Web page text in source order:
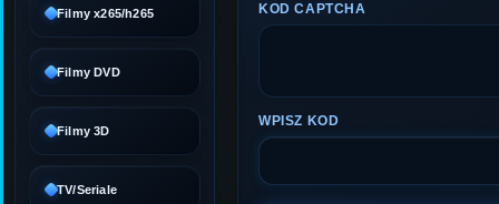
Filmy x265/h265
Filmy DVD
Filmy 3D
TV/Seriale
KOD CAPTCHA
WPISZ KOD